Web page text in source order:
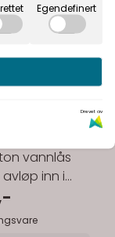
vannlås
inn i
Egendefinert
Drevet av